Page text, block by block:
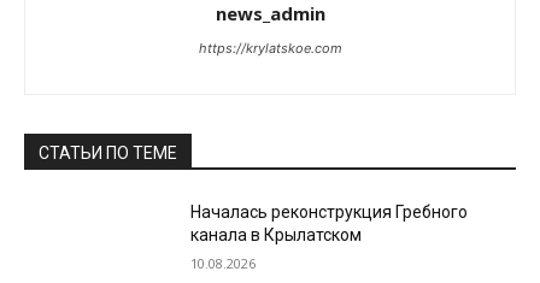
news_admin
https://krylatskoe.com
СТАТЬИ ПО ТЕМЕ
Началась реконструкция Гребного
канала в Крылатском
10.08.2026